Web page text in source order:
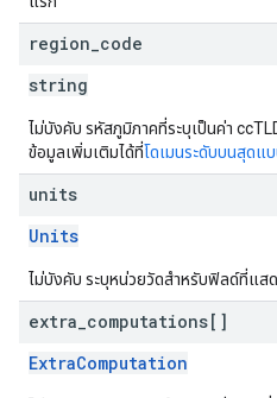
region code
string
ไม่บังคับ รหัสภูมิภาคที่ระบุเป็นค่า
ข้อมูลเพิ่มเติมได้ที่โดเมนระดับบนสุดแ
units
Units
ไม่บังคับ ระบุหน่วยวัดสำหรับฟิลด์ที่แส
extra computations[]
ExtraComputation